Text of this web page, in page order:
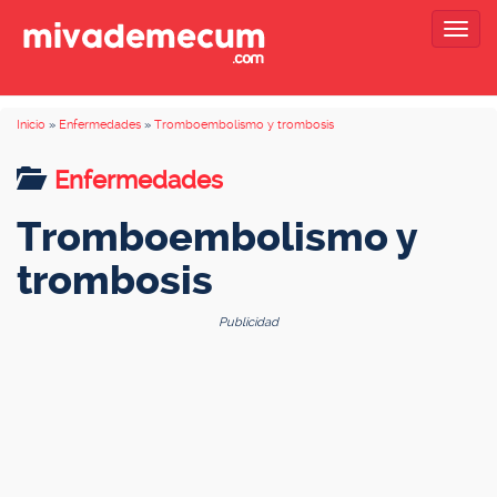
Inicio » Enfermedades » Tromboembolismo y trombosis
Enfermedades
Tromboembolismo y
trombosis
Publicidad